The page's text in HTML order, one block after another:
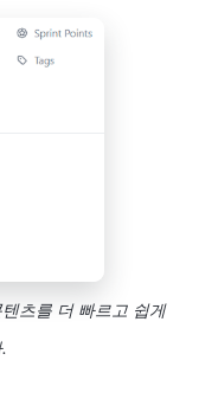
츠를 더 빠르고 쉽게